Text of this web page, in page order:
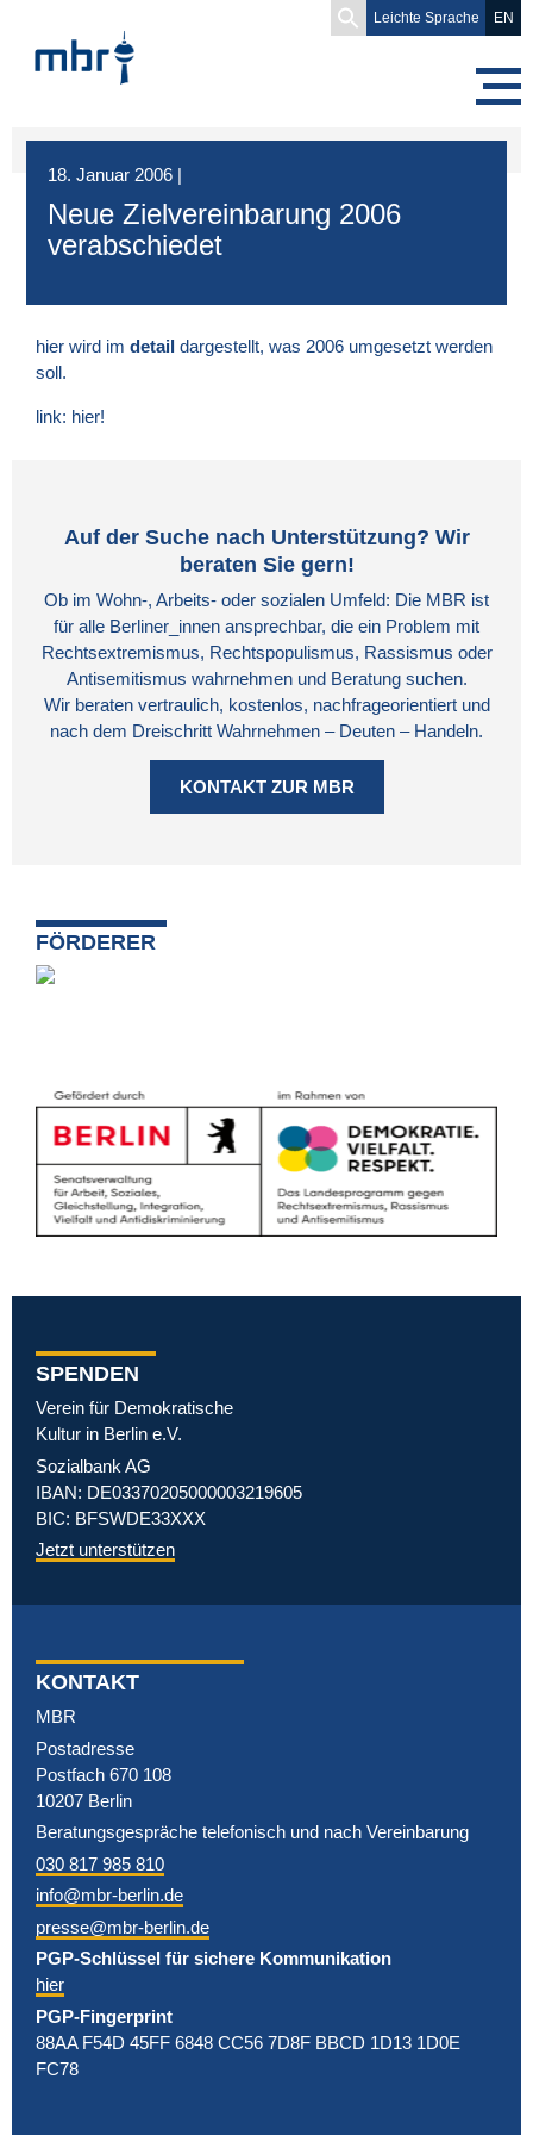
Search
for:
Leichte Sprache EN
18. Januar 2006 |
Neue Zielvereinbarung 2006
verabschiedet
hier wird im detail dargestellt, was 2006 umgesetzt werden
soll.
link: hier!
Auf der Suche nach Unterstützung? Wir
beraten Sie gern!
Ob im Wohn-, Arbeits- oder sozialen Umfeld: Die MBR ist
für alle Berliner_innen ansprechbar, die ein Problem mit
Rechtsextremismus, Rechtspopulismus, Rassismus oder
Antisemitismus wahrnehmen und Beratung suchen.
Wir beraten vertraulich, kostenlos, nachfrageorientiert und
nach dem Dreischritt Wahrnehmen – Deuten – Handeln.
KONTAKT ZUR MBR
FÖRDERER
SPENDEN
Verein für Demokratische
Kultur in Berlin e.V.
Sozialbank AG
IBAN: DE03370205000003219605
BIC: BFSWDE33XXX
Jetzt unterstützen
KONTAKT
MBR
Postadresse
Postfach 670 108
10207 Berlin
Beratungsgespräche telefonisch und nach Vereinbarung
030 817 985 810
info@mbr-berlin.de
presse@mbr-berlin.de
PGP-Schlüssel für sichere Kommunikation
hier
PGP-Fingerprint
88AA F54D 45FF 6848 CC56 7D8F BBCD 1D13 1D0E
FC78